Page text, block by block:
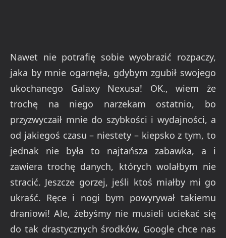
Nawet nie potrafię sobie wyobrazić rozpaczy,
jaka by mnie ogarnęła, gdybym zgubił swojego
ukochanego Galaxy Nexusa! OK., wiem że
trochę na niego narzekam ostatnio, bo
przyzwyczaił mnie do szybkości i wydajności, a
od jakiegoś czasu – niestety – kiepsko z tym, to
jednak nie była to najtańsza zabawka, a i
zawiera trochę danych, których wolałbym nie
stracić. Jeszcze gorzej, jeśli ktoś miałby mi go
ukraść. Ręce i nogi bym powyrywał takiemu
draniowi! Ale, żebyśmy nie musieli uciekać się
do tak drastycznych środków, Google chce nas